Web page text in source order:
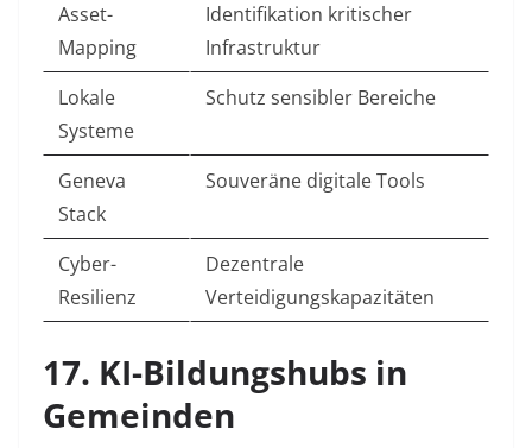
Asset-
Mapping
Identifikation kritischer
Infrastruktur ​
Lokale
Systeme
Schutz sensibler Bereiche ​
Geneva
Stack
Souveräne digitale Tools ​
Cyber-
Resilienz
Dezentrale
Verteidigungskapazitäten ​
17. KI-Bildungshubs in
Gemeinden